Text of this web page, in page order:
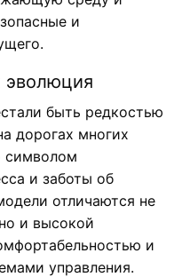
и
эволюция
быть редкостью
дорогах многих
символом
и заботы об
отличаются не
и высокой
и
управления.